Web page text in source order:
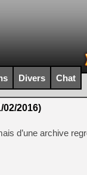
Divers Chat
2016)
d’une archive